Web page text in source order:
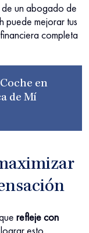
un abogado de
puede mejorar tus
completa
en
de Mí
refleje con
esto,